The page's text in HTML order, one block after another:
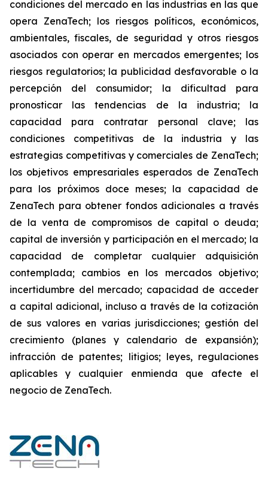
condiciones del mercado en las industrias en las que
opera ZenaTech; los riesgos políticos, económicos,
ambientales, fiscales, de seguridad y otros riesgos
asociados con operar en mercados emergentes; los
riesgos regulatorios; la publicidad desfavorable o la
percepción del consumidor; la dificultad para
pronosticar las tendencias de la industria; la
capacidad para contratar personal clave; las
condiciones competitivas de la industria y las
estrategias competitivas y comerciales de ZenaTech;
los objetivos empresariales esperados de ZenaTech
para los próximos doce meses; la capacidad de
ZenaTech para obtener fondos adicionales a través
de la venta de compromisos de capital o deuda;
capital de inversión y participación en el mercado; la
capacidad de completar cualquier adquisición
contemplada; cambios en los mercados objetivo;
incertidumbre del mercado; capacidad de acceder
a capital adicional, incluso a través de la cotización
de sus valores en varias jurisdicciones; gestión del
crecimiento (planes y calendario de expansión);
infracción de patentes; litigios; leyes, regulaciones
aplicables y cualquier enmienda que afecte el
negocio de ZenaTech.